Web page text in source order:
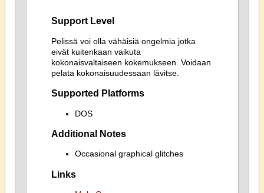
Support Level
Pelissä voi olla vähäisiä ongelmia jotka
eivät kuitenkaan vaikuta
kokonaisvaltaiseen kokemukseen. Voidaan
pelata kokonaisuudessaan lävitse.
Supported Platforms
DOS
Additional Notes
Occasional graphical glitches
Links